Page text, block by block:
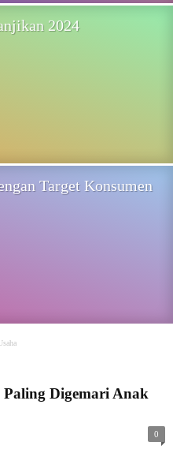
2024
Target Konsumen
Paling Digemari Anak
0